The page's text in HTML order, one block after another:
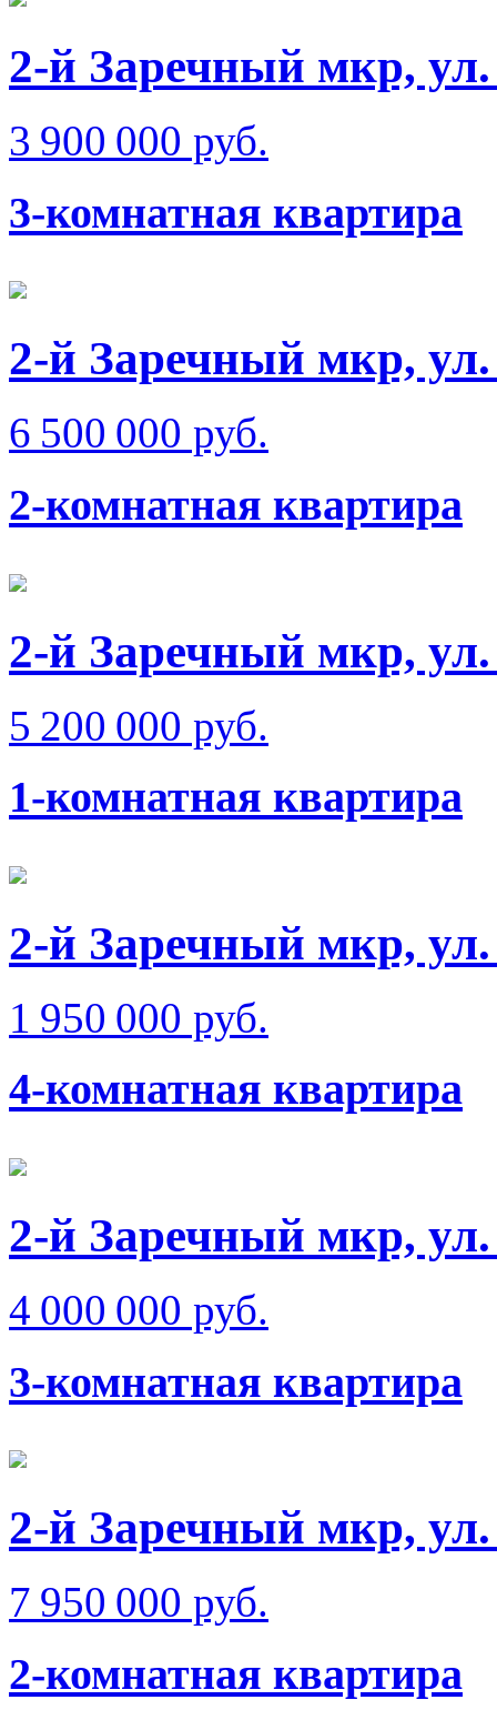
2-й Заречный мкр,
3 900 000 руб.
3-комнатная квартира
2-й Заречный мкр,
6 500 000 руб.
2-комнатная квартира
2-й Заречный мкр, ул.
5 200 000 руб.
1-комнатная квартира
2-й Заречный мкр,
1 950 000 руб.
4-комнатная квартира
2-й Заречный мкр,
4 000 000 руб.
3-комнатная квартира
2-й Заречный мкр,
7 950 000 руб.
2-комнатная квартира